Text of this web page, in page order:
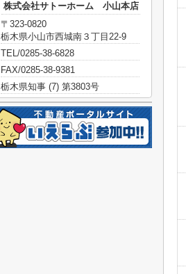
株式会社サトーホーム 小山本店
〒323-0820
栃木県小山市西城南３丁目22-9
TEL/0285-38-6828
FAX/0285-38-9381
栃木県知事 (7) 第3803号